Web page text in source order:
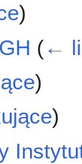
)
(←
)
)